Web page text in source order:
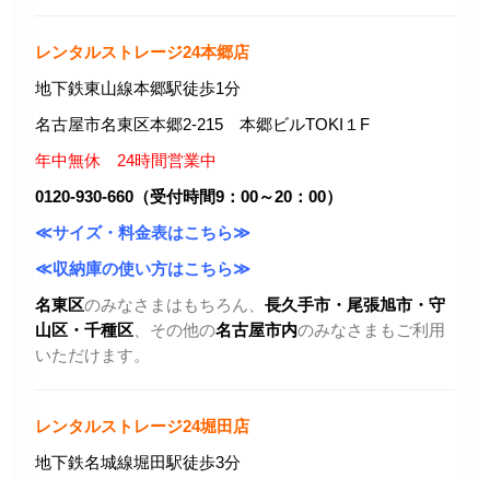
レンタルストレージ24本郷店
地下鉄東山線本郷駅徒歩1分
名古屋市名東区本郷2-215 本郷ビルTOKI１F
年中無休 24時間営業中
0120-930-660（受付時間9：00～20：00）
≪サイズ・料金表はこちら≫
≪収納庫の使い方はこちら≫
名東区のみなさまはもちろん、 長久手市・尾張旭市 ・守
山区・千種区 、その他の名古屋市内のみなさまもご利用
いただけます。
レンタルストレージ24堀田店
地下鉄名城線堀田駅徒歩3分